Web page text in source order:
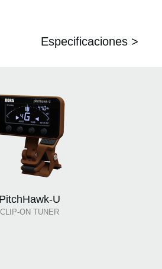
Especificaciones >
PitchHawk-U
CLIP-ON TUNER